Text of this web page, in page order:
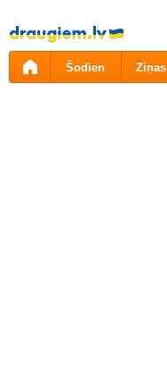
Pāriet
uz
saturu
Šodien Ziņas